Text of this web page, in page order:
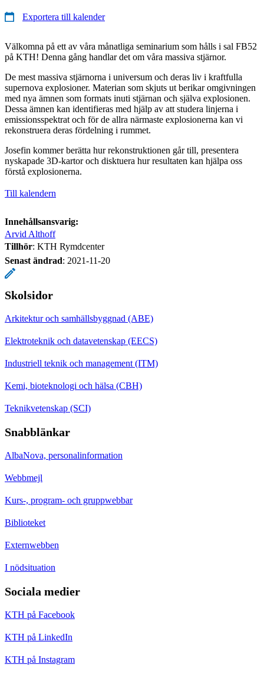
Exportera till kalender
Välkomna på ett av våra månatliga seminarium som hålls i sal FB52
på KTH! Denna gång handlar det om våra massiva stjärnor.
De mest massiva stjärnorna i universum och deras liv i kraftfulla
supernova explosioner. Materian som skjuts ut berikar omgivningen
med nya ämnen som formats inuti stjärnan och själva explosionen.
Dessa ämnen kan identifieras med hjälp av att studera linjerna i
emissionsspektrat och för de allra närmaste explosionerna kan vi
rekonstruera deras fördelning i rummet.
Josefin kommer berätta hur rekonstruktionen går till, presentera
nyskapade 3D-kartor och disktuera hur resultaten kan hjälpa oss
förstå explosionerna.
Till kalendern
Innehållsansvarig:
Arvid Althoff
Tillhör: KTH Rymdcenter
Senast ändrad: 2021-11-20
Skolsidor
Arkitektur och samhällsbyggnad (ABE)
Elektroteknik och datavetenskap (EECS)
Industriell teknik och management (ITM)
Kemi, bioteknologi och hälsa (CBH)
Teknikvetenskap (SCI)
Snabblänkar
AlbaNova, personalinformation
Webbmejl
Kurs-, program- och gruppwebbar
Biblioteket
Externwebben
I nödsituation
Sociala medier
KTH på Facebook
KTH på LinkedIn
KTH på Instagram